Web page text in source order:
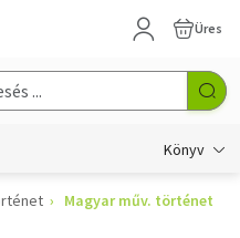
Üres
Könyv
Magyar műv. történet